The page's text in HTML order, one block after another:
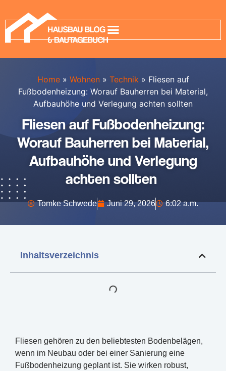
Home » Wohnen » Technik » Fliesen auf
Fußbodenheizung: Worauf Bauherren bei Material,
Aufbauhöhe und Verlegung achten sollten
Fliesen auf Fußbodenheizung:
Worauf Bauherren bei Material,
Aufbauhöhe und Verlegung
achten sollten
Tomke Schwede Juni 29, 2026 6:02 a.m.
Inhaltsverzeichnis
Fliesen gehören zu den beliebtesten Bodenbelägen,
wenn im Neubau oder bei einer Sanierung eine
Fußbodenheizung geplant ist. Sie wirken robust,